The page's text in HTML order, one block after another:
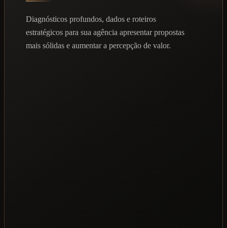
Diagnósticos profundos, dados e roteiros
estratégicos para sua agência apresentar propostas
mais sólidas e aumentar a percepção de valor.